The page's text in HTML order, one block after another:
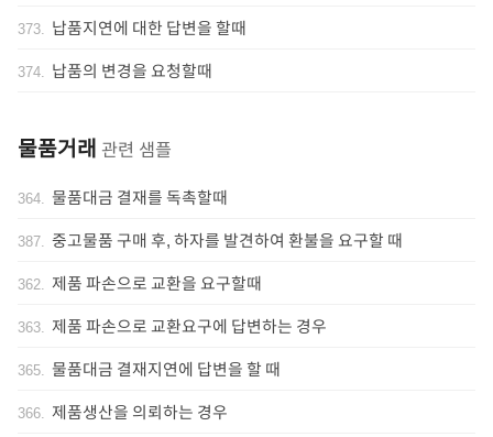
373. 납품지연에 대한 답변을 할때
374. 납품의 변경을 요청할때
물품거래 관련 샘플
364. 물품대금 결재를 독촉할때
387. 중고물품 구매 후, 하자를 발견하여 환불을 요구할 때
362. 제품 파손으로 교환을 요구할때
363. 제품 파손으로 교환요구에 답변하는 경우
365. 물품대금 결재지연에 답변을 할 때
366. 제품생산을 의뢰하는 경우